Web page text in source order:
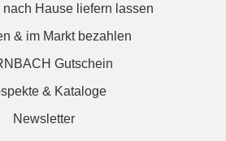
nach Hause liefern lassen
& im Markt bezahlen
Gutschein
& Kataloge
Newsletter